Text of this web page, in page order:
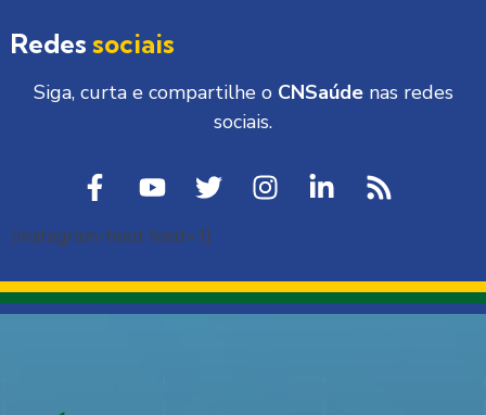
Redes sociais
Siga, curta e compartilhe o CNSaúdenas redes
sociais.
[instagram-feed feed=1]